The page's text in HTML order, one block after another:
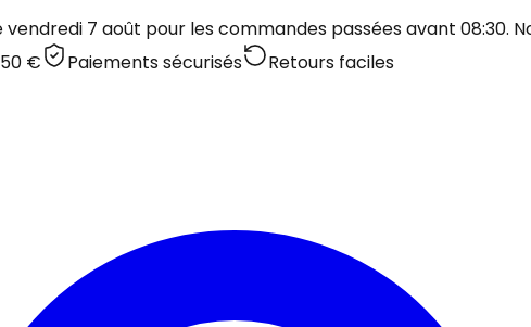
7 août pour les commandes passées avant 08:30.
€
Paiements sécurisés Retours faciles